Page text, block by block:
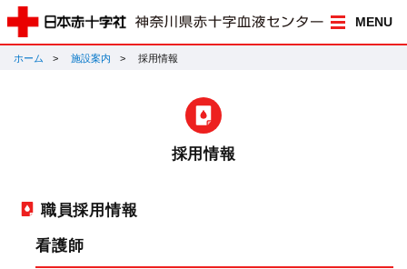
MENU
ホーム 施設案内 採用情報
採用情報
職員採用情報
看護師